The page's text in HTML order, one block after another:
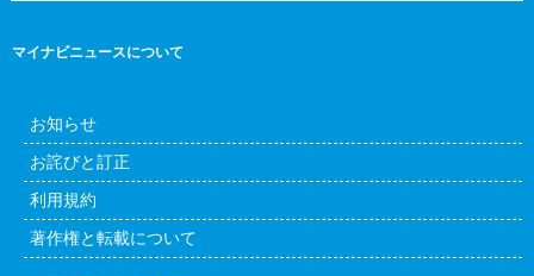
マイナビニュースについて
お知らせ
お詫びと訂正
利用規約
著作権と転載について